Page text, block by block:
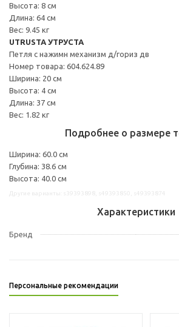
Высота: 8 см
Длина: 64 см
Вес: 9.45 кг
UTRUSTA УТРУСТА
Петля с нажимн механизм д/гориз дв
Номер товара: 604.624.89
Ширина: 20 см
Высота: 4 см
Длина: 37 см
Вес: 1.82 кг
Подробнее о размере
Ширина: 60.0 см
Глубина: 38.6 см
Высота: 40.0 см
Характеристики
Бренд
Персональные рекомендации